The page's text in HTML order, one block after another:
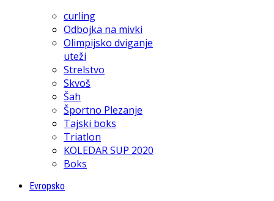
curling
Odbojka na mivki
Olimpijsko dviganje
uteži
Strelstvo
Skvoš
Šah
Športno Plezanje
Tajski boks
Triatlon
KOLEDAR SUP 2020
Boks
Evropsko